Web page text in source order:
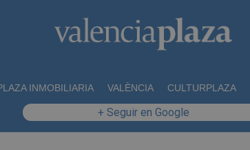
INMOBILIARIA VALÈNCIA CULTURPLAZA
+ Seguir en Google